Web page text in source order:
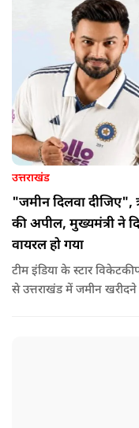
उत्तराखंड
"जमीन दिलवा
की अपील, मुख्यमंत्री ने
वायरल हो गया
टीम इंडिया के स्टार
से उत्तराखंड में जमीन